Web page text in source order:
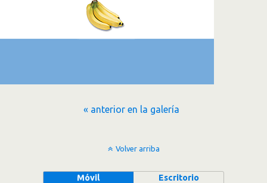
« anterior en la galería
Volver arriba
Móvil Escritorio